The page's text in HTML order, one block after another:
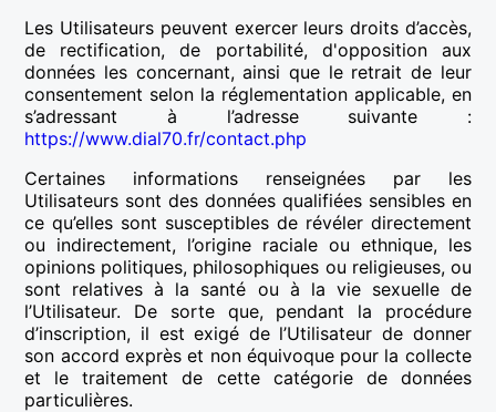
Les Utilisateurs peuvent exercer leurs droits d’accès,
de rectification, de portabilité, d'opposition aux
données les concernant, ainsi que le retrait de leur
consentement selon la réglementation applicable, en
s’adressant à l’adresse suivante :
https://www.dial70.fr/contact.php
Certaines informations renseignées par les
Utilisateurs sont des données qualifiées sensibles en
ce qu’elles sont susceptibles de révéler directement
ou indirectement, l’origine raciale ou ethnique, les
opinions politiques, philosophiques ou religieuses, ou
sont relatives à la santé ou à la vie sexuelle de
l’Utilisateur. De sorte que, pendant la procédure
d’inscription, il est exigé de l’Utilisateur de donner
son accord exprès et non équivoque pour la collecte
et le traitement de cette catégorie de données
particulières.